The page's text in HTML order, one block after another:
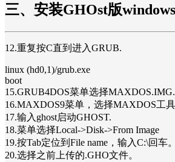
三、安装GHOst版
12.重复按C直到进入GRUB.
linux (hd0,1)/grub.exe
boot
15.GRUB4DOS菜单选择MAXDOS.IMG.
16.MAXDOS9菜单，选择MAXDOS工
17.输入ghost启动GHOST.
18.菜单选择Local->Disk->From Image
19.按Tab定位到File name，输入C:\回车。
20.选择之前上传的.GHO文件。